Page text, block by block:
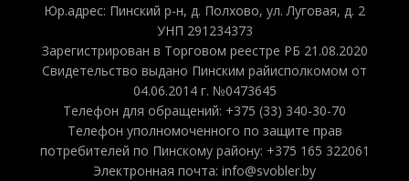
Юр.адрес: Пинский р-н, д. Полхово, ул. Луговая, д. 2
УНП 291234373
Зарегистрирован в Торговом реестре РБ 21.08.2020
Свидетельство выдано Пинским райисполкомом от
04.06.2014 г. №0473645
Телефон для обращений: +375 (33) 340-30-70
Телефон уполномоченного по защите прав
потребителей по Пинскому району: +375 165 322061
Электронная почта: info@svobler.by